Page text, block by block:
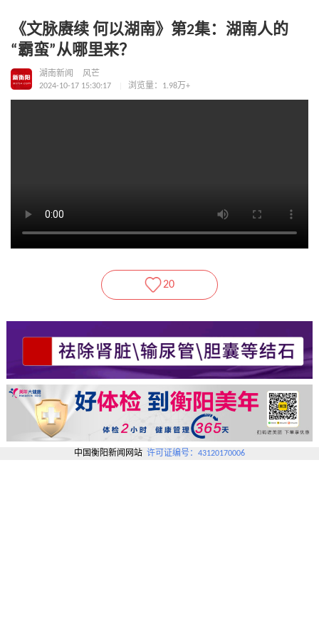
《文脉赓续 何以湖南》第2集：湖南人的
“霸蛮”从哪里来？
湖南新闻
风芒
2024-10-17 15:30:17
浏览量：1.98万+
20
中国衡阳新闻网站 许可证编号：43120170006